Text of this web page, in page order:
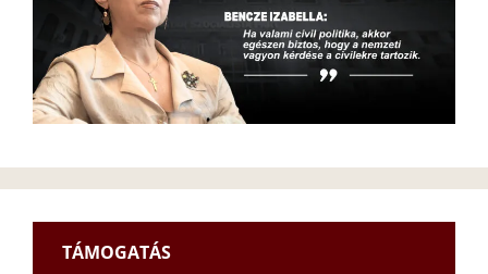
TÁMOGATÁS